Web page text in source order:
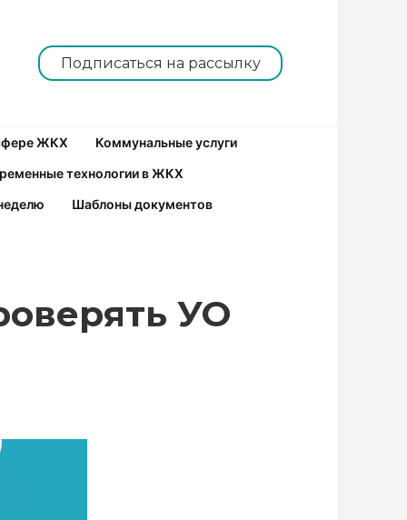
Подписаться на рассылку
ЖКХ
Коммунальные услуги
технологии в ЖКХ
Шаблоны документов
УО